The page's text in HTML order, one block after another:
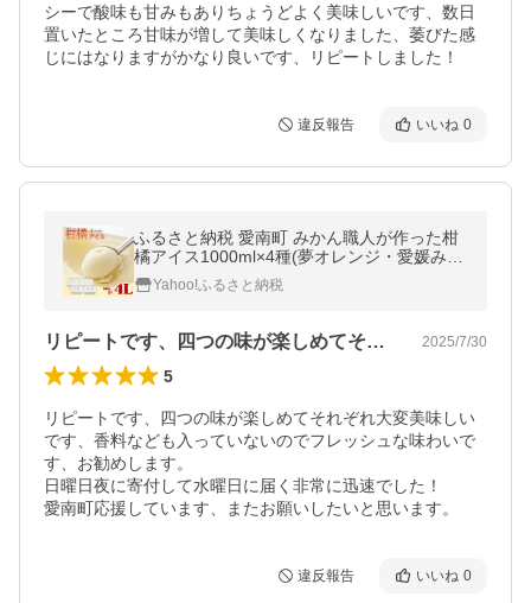
シーで酸味も甘みもありちょうどよく美味しいです、数日
置いたところ甘味が増して美味しくなりました、萎びた感
じにはなりますがかなり良いです、リピートしました！
違反報告 いいね 0
ふるさと納税 愛南町 みかん職人が作った柑
橘アイス1000ml×4種(夢オレンジ・愛媛みか
ん・河内晩柑・しらぬい)
Yahoo!ふるさと納税
リピートです、四つの味が楽しめてそれぞ… 2025/7/30
5
リピートです、四つの味が楽しめてそれぞれ大変美味しい
です、香料なども入っていないのでフレッシュな味わいで
す、お勧めします。
日曜日夜に寄付して水曜日に届く非常に迅速でした！
違反報告 いいね 0